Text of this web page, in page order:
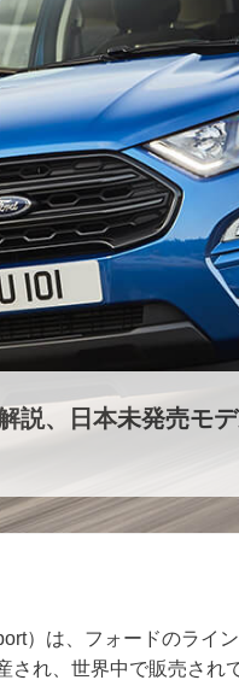
説、日本未発売モ
）は、フォードのライ
され、世界中で販売さ